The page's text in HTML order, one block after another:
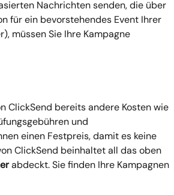
Nachrichten senden, die über
für ein bevorstehendes Event Ihrer
müssen Sie Ihre Kampagne
ClickSend bereits andere Kosten wie
und
einen Festpreis, damit es keine
ClickSend beinhaltet all das oben
abdeckt. Sie finden Ihre Kampagnen